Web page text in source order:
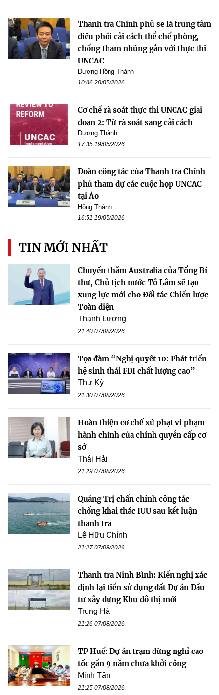
Thanh tra Chính phủ sẽ là trung tâm
điều phối cải cách thể chế phòng,
chống tham nhũng gắn với thực thi
UNCAC
Dương Hồng Thành
10:06 20/05/2026
Cơ chế rà soát thực thi UNCAC giai
đoạn 2: Từ rà soát sang cải cách
Dương Thành
17:35 19/05/2026
Đoàn công tác của Thanh tra Chính
phủ tham dự các cuộc họp UNCAC
tại Áo
Hồng Thành
16:51 19/05/2026
TIN MỚI NHẤT
Chuyến thăm Australia của Tổng Bí
thư, Chủ tịch nước Tô Lâm sẽ tạo
xung lực mới cho Đối tác Chiến lược
Toàn diện
Thanh Lương
21:40 07/08/2026
Tọa đàm “Nghị quyết 10: Phát triển
hệ sinh thái FDI chất lượng cao”
Thư Kỳ
21:30 07/08/2026
Hoàn thiện cơ chế xử phạt vi phạm
hành chính của chính quyền cấp cơ
sở
Thái Hải
21:29 07/08/2026
Quảng Trị chấn chỉnh công tác
chống khai thác IUU sau kết luận
thanh tra
Lê Hữu Chính
21:27 07/08/2026
Thanh tra Ninh Bình: Kiến nghị xác
định lại tiền sử dụng đất Dự án Đầu
tư xây dựng Khu đô thị mới
Trung Hà
21:26 07/08/2026
TP Huế: Dự án trạm dừng nghỉ cao
tốc gần 9 năm chưa khởi công
Minh Tân
21:25 07/08/2026